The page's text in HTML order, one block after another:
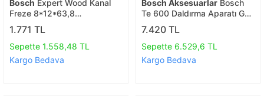
Bosch Expert Wood Kanal
Freze 8*12*63,8
Mm 2608629360
1.771 TL
Sepette 1.558,48 TL
Kargo Bedava
Bosch Aksesuarlar Bosch
Te 600 Daldırma Aparatı Gkf
600 İçin 060160a800
7.420 TL
Sepette 6.529,6 TL
Kargo Bedava